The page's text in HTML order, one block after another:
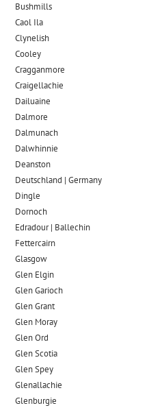
Bushmills
Caol Ila
Clynelish
Cooley
Cragganmore
Craigellachie
Dailuaine
Dalmore​
Dalmunach
Dalwhinnie
Deanston
Deutschland | Germany
Dingle
Dornoch
Edradour | Ballechin
Fettercairn
Glasgow
Glen Elgin
Glen Garioch
Glen Grant
Glen Moray
Glen Ord
Glen Scotia
Glen Spey
Glenallachie
Glenburgie